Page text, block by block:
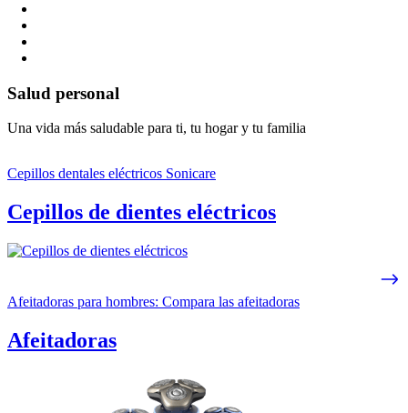
Salud personal
Una vida más saludable para ti, tu hogar y tu familia
Cepillos dentales eléctricos Sonicare
Cepillos de dientes eléctricos
Afeitadoras para hombres: Compara las afeitadoras
Afeitadoras